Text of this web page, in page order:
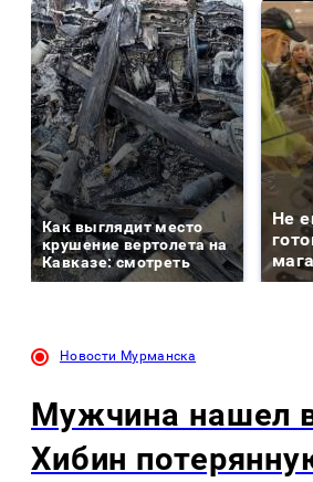
Как выглядит место
крушение вертолета на
Кавказе: смотреть
Не
Новости Мурманска
Мужчина нашел
Хибин